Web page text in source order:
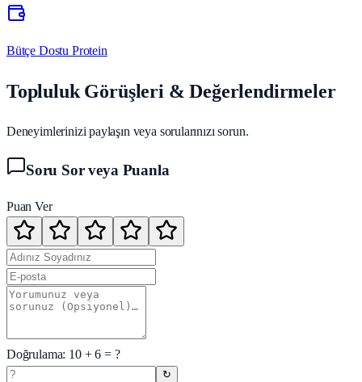
Bütçe Dostu Protein
Topluluk Görüşleri & Değerlendirmeler
Deneyimlerinizi paylaşın veya sorularınızı sorun.
Soru Sor veya Puanla
Puan Ver
Doğrulama: 10+6 = ?
↻